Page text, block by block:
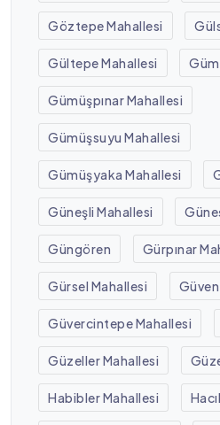
Göztepe Mahallesi
Gültepe Mahallesi
Gümüşpınar Mahallesi
Gümüşsuyu Mahallesi
Gümüşyaka Mahallesi
Güneşli Mahallesi
Güngören Gürpınar
Gürsel Mahallesi
Güvercintepe Mahallesi
Güzeller Mahallesi
Habibler Mahallesi